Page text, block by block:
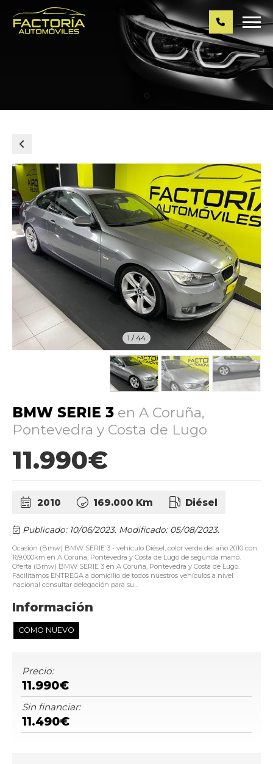
1 /44
BMW SERIE 3 en A Coruña,
Pontevedra y Costa de Lugo
11.990€
2010 169.000 Km Diésel
Publicado: 10/06/2023. Modificado: 05/08/2023.
Ocasión (Bmw) BMW SERIE 3 - vehículo Diésel, color verde del año 2010 con
169.000km en A Coruña, Pontevedra y Costa de Lugo de segunda mano.
Oferta (Bmw) BMW SERIE 3 en A Coruña, Pontevedra y Costa de Lugo.
Facilitamos ENTREGA a domicilio de todos nuestros vehículos a nivel
nacional consultar delegación para su...
Información
COMO NUEVO
Precio:
11.990€
Sin financiar:
11.490€